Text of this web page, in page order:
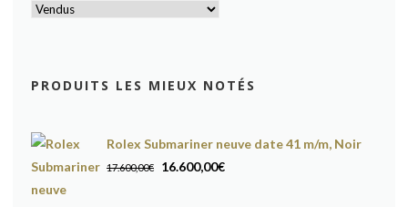
PRODUITS LES MIEUX NOTÉS
Rolex Submariner neuve date 41 m/m, Noir
17.600,00€
Le
16.600,00€Le